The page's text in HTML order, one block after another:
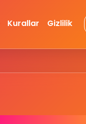
Kurallar Gizlilik